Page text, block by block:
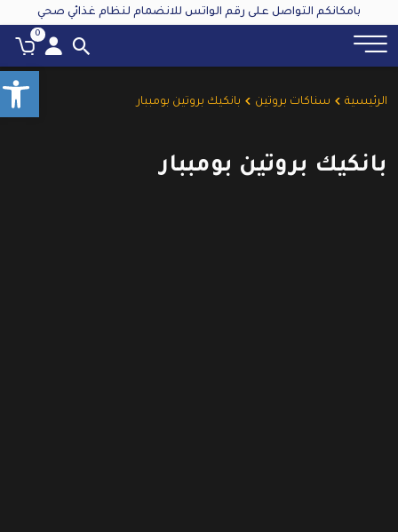
بامكانكم التواصل على رقم الواتس للانضمام لنظام غذائي صحي
0
الرئيسية سناكات بروتين بانكيك بروتين بومببار
بانكيك بروتين بومببار